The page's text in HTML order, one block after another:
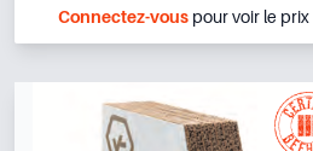
Connectez-vouspour voir le prix